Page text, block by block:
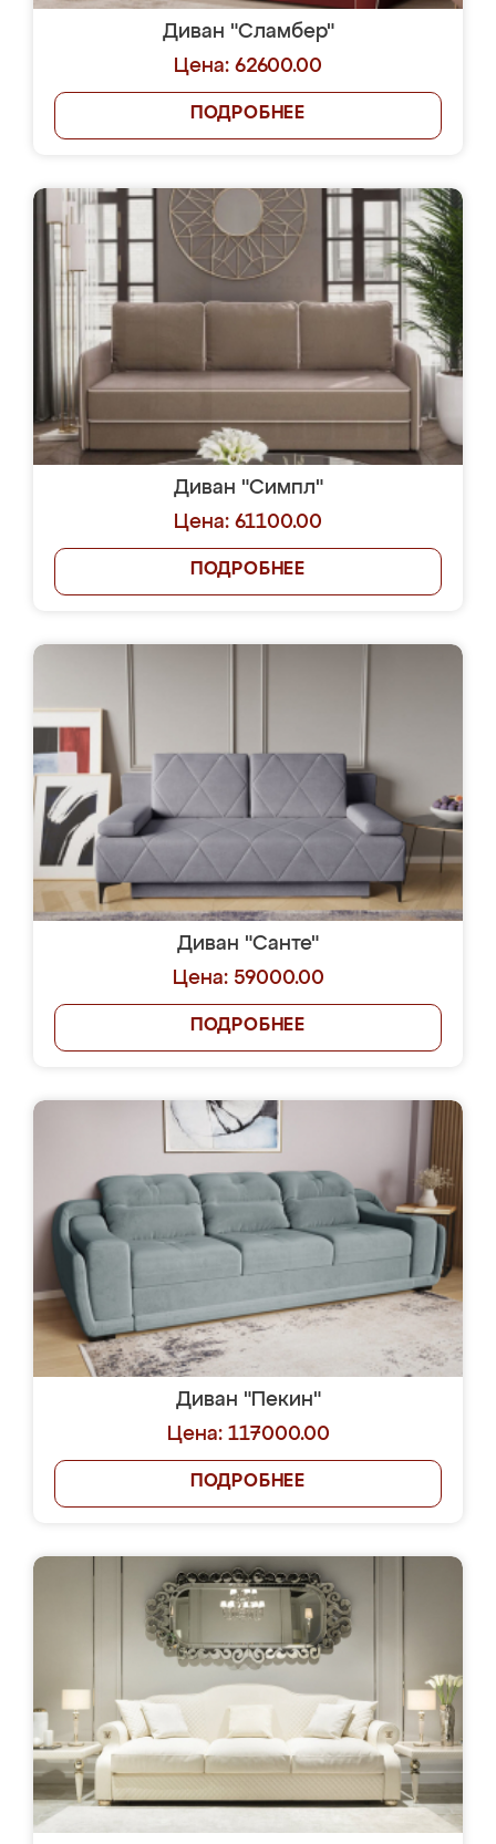
Диван "Сламбер"
Цена: 62600.00
ПОДРОБНЕЕ
Диван "Симпл"
Цена: 61100.00
ПОДРОБНЕЕ
Диван "Санте"
Цена: 59000.00
ПОДРОБНЕЕ
Диван "Пекин"
Цена: 117000.00
ПОДРОБНЕЕ